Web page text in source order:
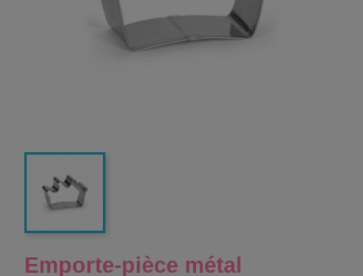
Emporte-pièce métal